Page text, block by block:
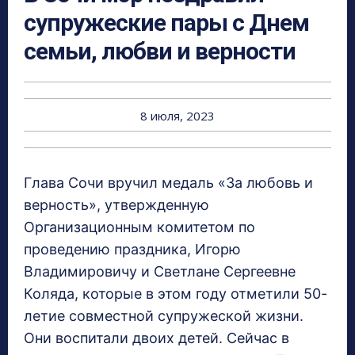
супружеские пары с Днем
семьи, любви и верности
8 июля, 2023
Глава Сочи вручил медаль «За любовь и
верность», утвержденную
Организационным комитетом по
проведению праздника, Игорю
Владимировичу и Светлане Сергеевне
Коляда, которые в этом году отметили 50-
летие совместной супружеской жизни.
Они воспитали двоих детей. Сейчас в